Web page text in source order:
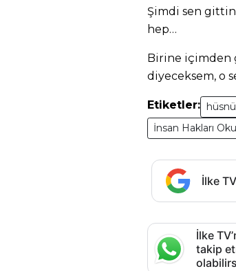
Şimdi sen
hep…
Birine içimden
diyeceksem, o
Etiketler:
İnsan Hakları
İlke
İlke
takip